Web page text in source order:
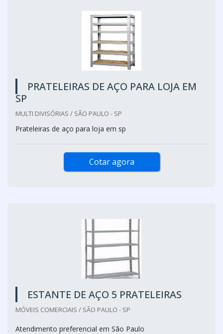
PRATELEIRAS DE AÇO PARA LOJA EM
SP
MULTI DIVISÓRIAS / SÃO PAULO - SP
Prateleiras de aço para loja em sp
Cotar agora
ESTANTE DE AÇO 5 PRATELEIRAS
MÓVEIS COMERCIAIS / SÃO PAULO - SP
Atendimento preferencial em São Paulo